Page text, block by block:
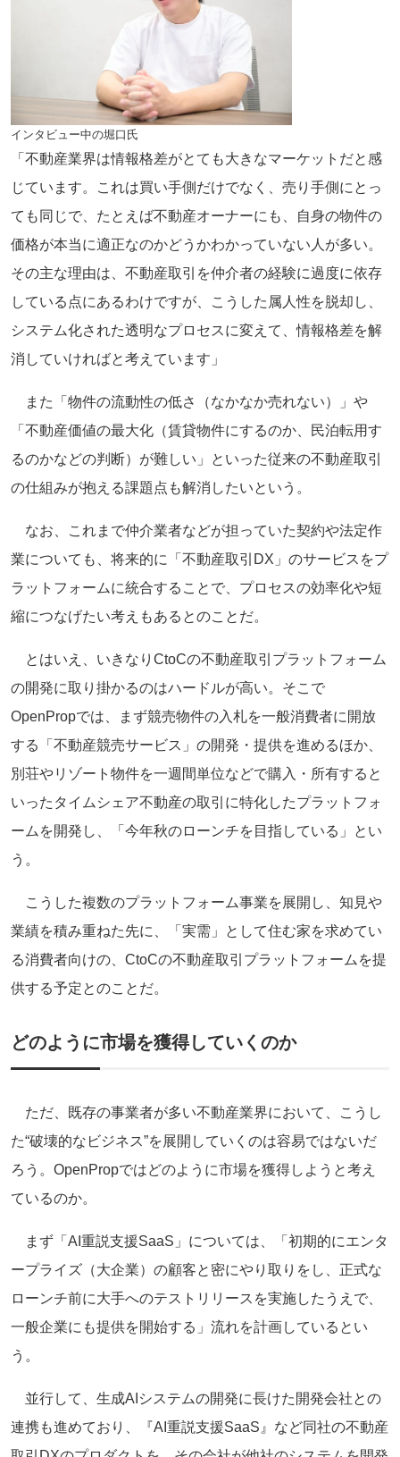
インタビュー中の堀口氏
「不動産業界は情報格差がとても大きなマーケットだと感
じています。これは買い手側だけでなく、売り手側にとっ
ても同じで、たとえば不動産オーナーにも、自身の物件の
価格が本当に適正なのかどうかわかっていない人が多い。
その主な理由は、不動産取引を仲介者の経験に過度に依存
している点にあるわけですが、こうした属人性を脱却し、
システム化された透明なプロセスに変えて、情報格差を解
消していければと考えています」
また「物件の流動性の低さ（なかなか売れない）」や
「不動産価値の最大化（賃貸物件にするのか、民泊転用す
るのかなどの判断）が難しい」といった従来の不動産取引
の仕組みが抱える課題点も解消したいという。
なお、これまで仲介業者などが担っていた契約や法定作
業についても、将来的に「不動産取引DX」のサービスをプ
ラットフォームに統合することで、プロセスの効率化や短
縮につなげたい考えもあるとのことだ。
とはいえ、いきなりCtoCの不動産取引プラットフォーム
の開発に取り掛かるのはハードルが高い。そこで
OpenPropでは、まず競売物件の入札を一般消費者に開放
する「不動産競売サービス」の開発・提供を進めるほか、
別荘やリゾート物件を一週間単位などで購入・所有すると
いったタイムシェア不動産の取引に特化したプラットフォ
ームを開発し、「今年秋のローンチを目指している」とい
う。
こうした複数のプラットフォーム事業を展開し、知見や
業績を積み重ねた先に、「実需」として住む家を求めてい
る消費者向けの、CtoCの不動産取引プラットフォームを提
供する予定とのことだ。
どのように市場を獲得していくのか
ただ、既存の事業者が多い不動産業界において、こうし
た“破壊的なビジネス”を展開していくのは容易ではないだ
ろう。OpenPropではどのように市場を獲得しようと考え
ているのか。
まず「AI重説支援SaaS」については、「初期的にエンタ
ープライズ（大企業）の顧客と密にやり取りをし、正式な
ローンチ前に大手へのテストリリースを実施したうえで、
一般企業にも提供を開始する」流れを計画しているとい
う。
並行して、生成AIシステムの開発に長けた開発会社との
連携も進めており、『AI重説支援SaaS』など同社の不動産